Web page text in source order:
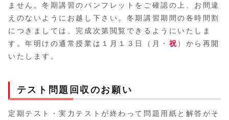
ません。冬期講習のパンフレットをご確認の上、お間違
えのないようにお越し下さい。冬期講習期間の各時間割
につきましては、完成次第閲覧できるようにいたしま
す。年明けの通常授業は１月１３日（月・ 祝）から再開
いたします。
テスト問題回収のお願い
定期テスト・実力テストが終わって問題用紙と解答がそ